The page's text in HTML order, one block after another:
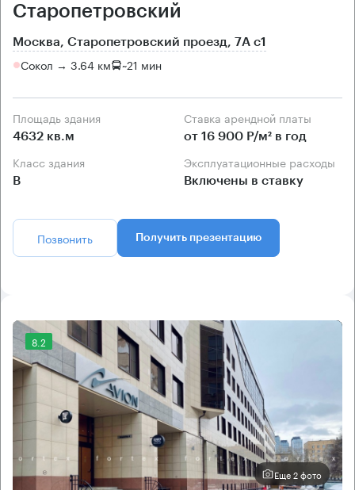
Старопетровский
Москва, Старопетровский проезд, 7А с1
Сокол → 3.64 км ~21 мин
Площадь здания
4632 кв.м
Ставка арендной платы
от 16 900 Р/м² в год
Класс здания
B
Эксплуатационные расходы
Включены в ставку
Позвонить Получить презентацию
8.2
Еще 2 фото